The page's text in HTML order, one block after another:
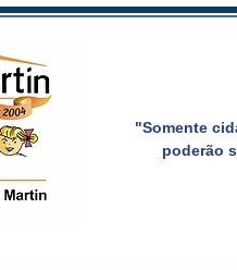
"Somente
poderão